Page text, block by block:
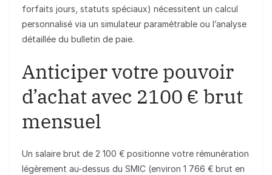
forfaits jours, statuts spéciaux) nécessitent un calcul
personnalisé via un simulateur paramétrable ou l’analyse
détaillée du bulletin de paie.
Anticiper votre pouvoir
d’achat avec 2100 € brut
mensuel
Un salaire brut de 2 100 € positionne votre rémunération
légèrement au-dessus du SMIC (environ 1 766 € brut en